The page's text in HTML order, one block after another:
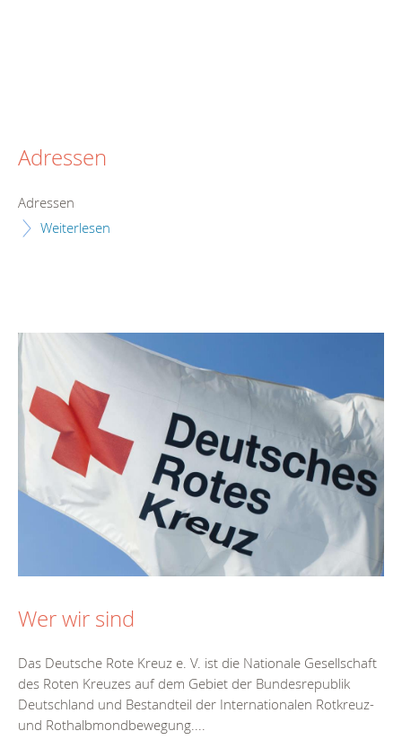
Adressen
Adressen
Weiterlesen
Wer wir sind
Das Deutsche Rote Kreuz e. V. ist die Nationale Gesellschaft
des Roten Kreuzes auf dem Gebiet der Bundesrepublik
Deutschland und Bestandteil der Internationalen Rotkreuz-
und Rothalbmondbewegung....